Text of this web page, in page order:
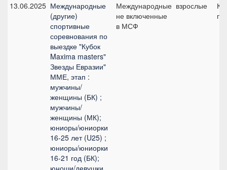
13.06.2025 Международные
(другие)
спортивные
соревнования по
выездке "Кубок
Maxima masters"
Звезды Евразии"
ММЕ, этап :
мужчины/
женщины (БК) ;
мужчины/
женщины (МК);
юниоры/юниорки
16-25 лет (U25) ;
юниоры/юниорки
16-21 год (БК);
юноши/девушки
Международные
не включенные
в МСФ
взрослые